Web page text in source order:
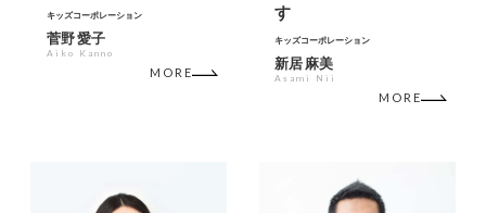
キッズコーポレーション
菅野 愛子
Aiko Kanno
MORE
す
キッズコーポレーション
新居 麻美
Asami Nii
MORE